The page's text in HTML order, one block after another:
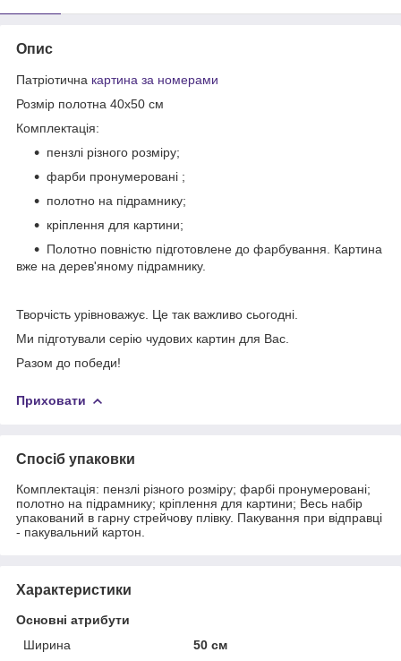
Опис
Патріотична картина за номерами
Розмір полотна 40х50 см
Комплектація:
пензлі різного розміру;
фарби пронумеровані ;
полотно на підрамнику;
кріплення для картини;
Полотно повністю підготовлене до фарбування. Картина
вже на дерев'яному підрамнику.
Творчість урівноважує. Це так важливо сьогодні.
Ми підготували серію чудових картин для Вас.
Разом до победи!
Приховати
Спосіб упаковки
Комплектація: пензлі різного розміру; фарбі пронумеровані;
полотно на підрамнику; кріплення для картини; Весь набір
упакований в гарну стрейчову плівку. Пакування при відправці
- пакувальний картон.
Характеристики
Основні атрибути
Ширина
50 см